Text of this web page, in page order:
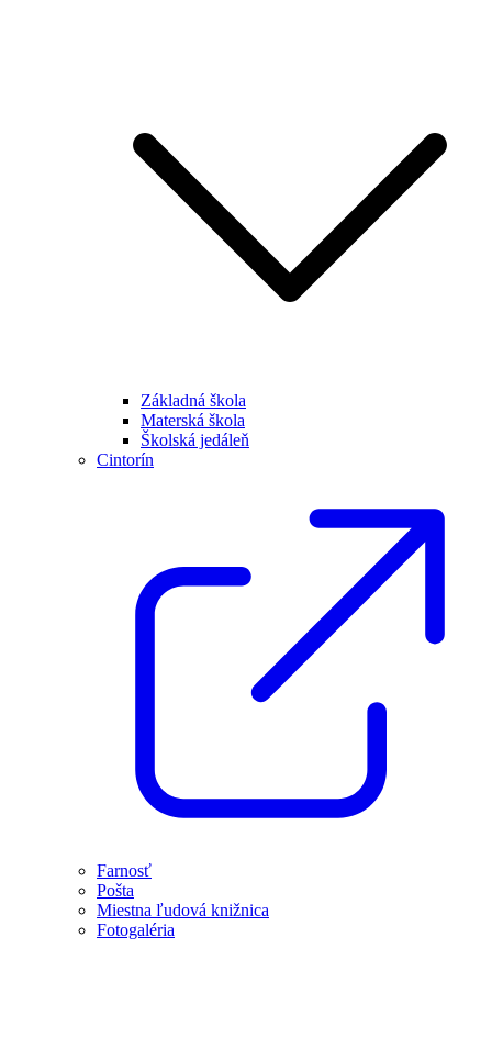
Základná škola
Materská škola
Školská jedáleň
Cintorín
Farnosť
Pošta
Miestna ľudová knižnica
Fotogaléria